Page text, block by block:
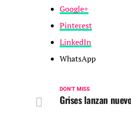
Google+
Pinterest
LinkedIn
WhatsApp
DON'T MISS
Grises lanzan